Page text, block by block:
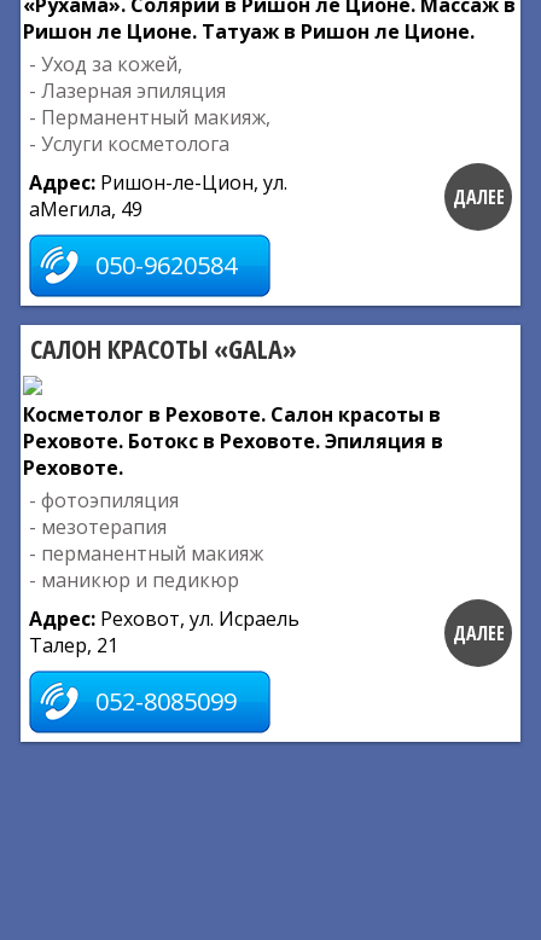
Ришон ле Ционе. Татуаж в Ришон ле Ционе.
- Уход за кожей,
- Лазерная эпиляция
- Перманентный макияж,
- Услуги косметолога
Адрес: Ришон-ле-Цион, ул.
аМегила, 49
050-9620584
ДАЛЕЕ
САЛОН КРАСОТЫ «GALA»
Косметолог в Реховоте. Салон красоты в
Реховоте. Ботокс в Реховоте. Эпиляция в
Реховоте.
- фотоэпиляция
- мезотерапия
- перманентный макияж
- маникюр и педикюр
Адрес: Реховот, ул. Исраель
Талер, 21
052-8085099
ДАЛЕЕ